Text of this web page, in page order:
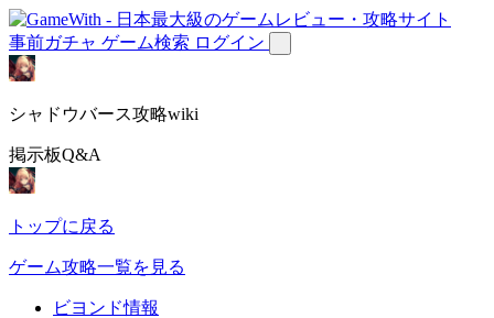
事前ガチャ ゲーム検索 ログイン
シャドウバース攻略wiki
掲示板Q&A
トップに戻る
ゲーム攻略一覧を見る
ビヨンド情報